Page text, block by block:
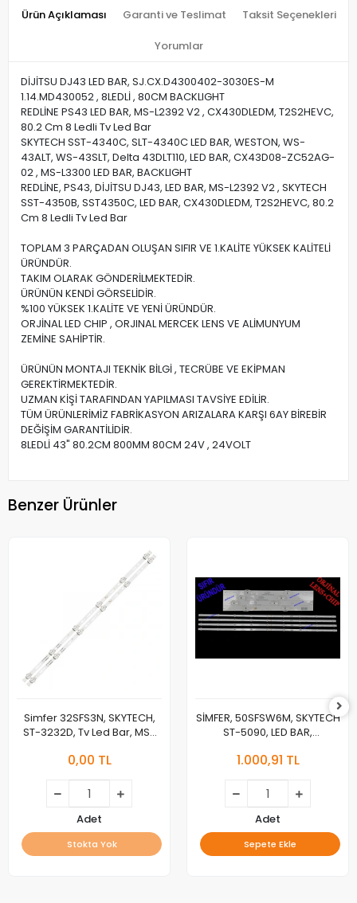
Ürün Açıklaması Garanti ve Teslimat Taksit Seçenekleri
Yorumlar
DİJİTSU DJ43 LED BAR, SJ.CX.D4300402-3030ES-M
1.14.MD430052 , 8LEDLİ , 80CM BACKLIGHT
REDLİNE PS43 LED BAR, MS-L2392 V2 , CX430DLEDM, T2S2HEVC,
80.2 Cm 8 Ledli Tv Led Bar
SKYTECH SST-4340C, SLT-4340C LED BAR, WESTON, WS-
43ALT, WS-43SLT, Delta 43DLT110, LED BAR, CX43D08-ZC52AG-
02 , MS-L3300 LED BAR, BACKLIGHT
REDLİNE, PS43, DİJİTSU DJ43, LED BAR, MS-L2392 V2 , SKYTECH
SST-4350B, SST4350C, LED BAR, CX430DLEDM, T2S2HEVC, 80.2
Cm 8 Ledli Tv Led Bar
TOPLAM 3 PARÇADAN OLUŞAN SIFIR VE 1.KALİTE YÜKSEK KALİTELİ
ÜRÜNDÜR.
TAKIM OLARAK GÖNDERİLMEKTEDİR.
ÜRÜNÜN KENDİ GÖRSELİDİR.
%100 YÜKSEK 1.KALİTE VE YENİ ÜRÜNDÜR.
ORJİNAL LED CHIP , ORJINAL MERCEK LENS VE ALİMUNYUM
ZEMİNE SAHİPTİR.
ÜRÜNÜN MONTAJI TEKNİK BİLGİ , TECRÜBE VE EKİPMAN
GEREKTİRMEKTEDİR.
UZMAN KİŞİ TARAFINDAN YAPILMASI TAVSİYE EDİLİR.
TÜM ÜRÜNLERİMİZ FABRİKASYON ARIZALARA KARŞI 6AY BİREBİR
DEĞİŞİM GARANTİLİDİR.
8LEDLİ 43" 80.2CM 800MM 80CM 24V , 24VOLT
Benzer Ürünler
Simfer 32SFS3N, SKYTECH,
ST-3232D, Tv Led Bar, MS-
Takımı JL.D32061330-140GS-
0,00 TL
Adet
Stokta Yok
SİMFER, 50SFSW6M, SKYTECH
ST-5090, LED BAR,
M_V03, MS-L4703,
1.000,91 TL
Adet
Sepete Ekle